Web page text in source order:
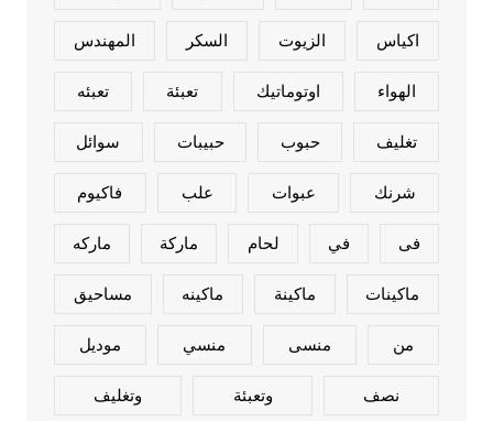
اكياس الزيوت السكر المهندس
الهواء اوتوماتيك تعبئة تعبئه
تغليف حبوب حبيبات سوائل
شرنك عبوات علب فاكيوم
فى في لحام ماركة ماركه
ماكينات ماكينة ماكينه مساحيق
من منسى منسي موديل
نصف وتعبئة وتغليف